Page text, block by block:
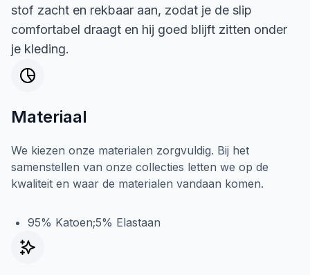
stof zacht en rekbaar aan, zodat je de slip
comfortabel draagt en hij goed blijft zitten onder
je kleding.
Materiaal
We kiezen onze materialen zorgvuldig. Bij het
samenstellen van onze collecties letten we op de
kwaliteit en waar de materialen vandaan komen.
95% Katoen;5% Elastaan